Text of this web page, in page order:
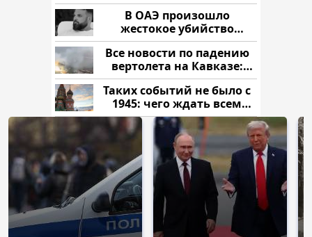
В ОАЭ произошло
жестокое убийство
криптомиллионера
Все новости по падению
вертолета на Кавказе:
читать здесь
Таких событий не было с
1945: чего ждать всем
нам?